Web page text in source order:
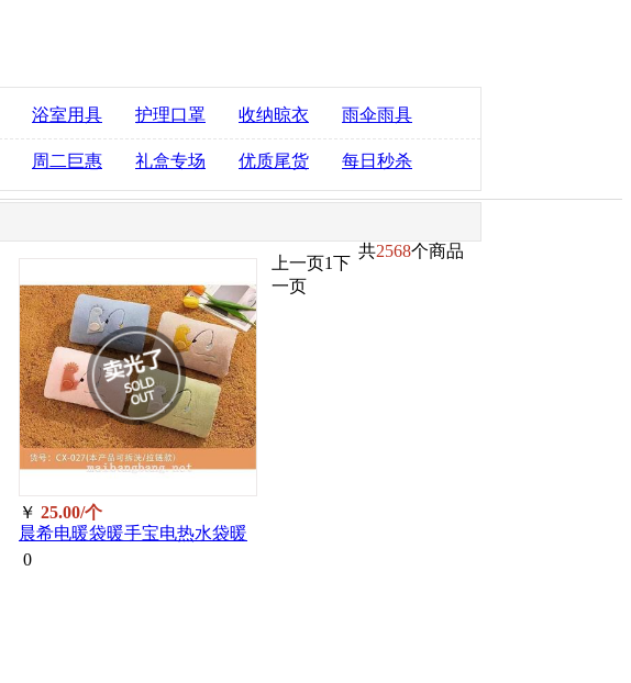
浴室用具 护理口罩 收纳晾衣 雨伞雨具
周二巨惠 礼盒专场 优质尾货 每日秒杀
共2568个商品
￥ 25.00/个
晨希电暖袋暖手宝电热水袋暖
宝宝颜色随机027(PICC责任险
0
上一页1下
一页